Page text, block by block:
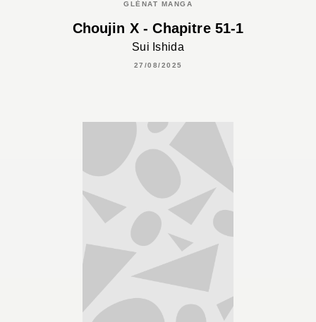
GLÉNAT MANGA
Choujin X - Chapitre 51-1
Sui Ishida
27/08/2025